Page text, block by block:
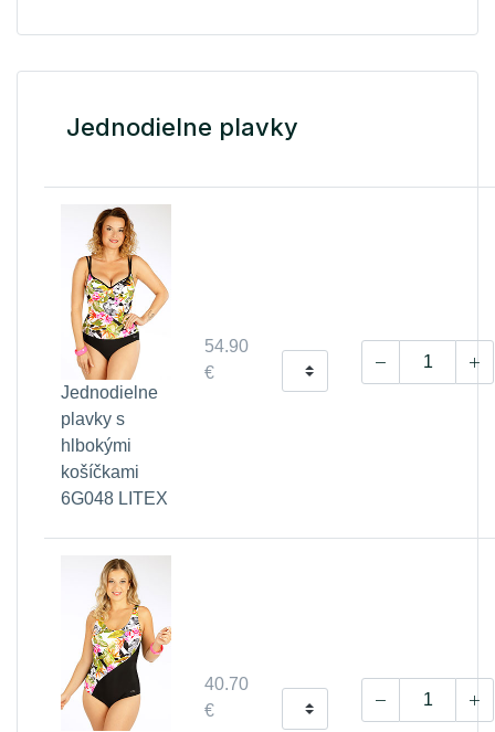
Jednodielne plavky
Jednodielne
plavky s
hlbokými
košíčkami
6G048 LITEX
54.90
€
40.70
€